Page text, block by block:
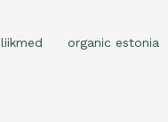
liikmed organic estonia